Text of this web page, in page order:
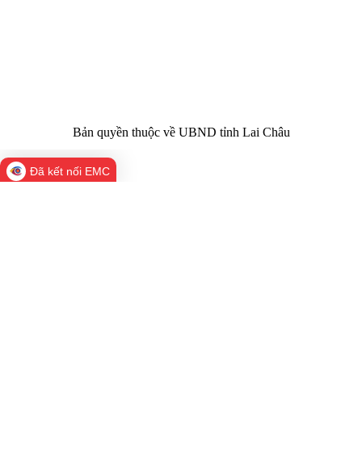
Bản quyền thuộc về UBND tỉnh Lai Châu
Đã kết nối EMC